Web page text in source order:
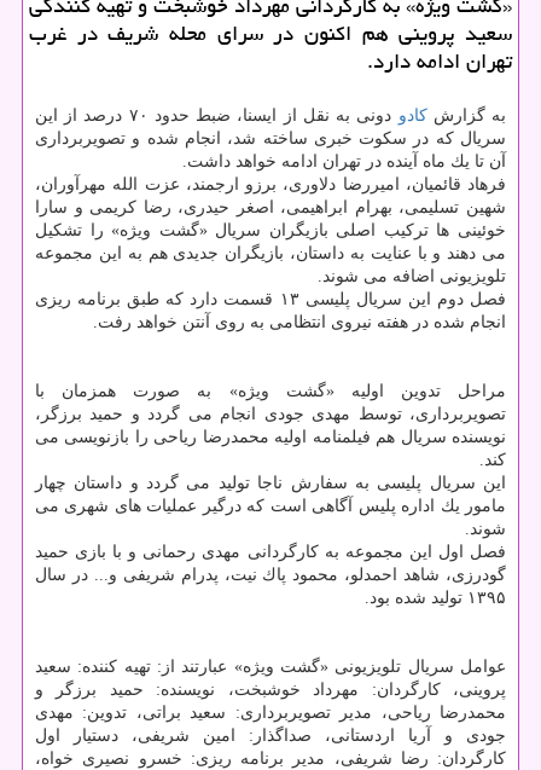
سعید پروینی هم اكنون در سرای محله شریف در غرب
تهران ادامه دارد.
به گزارشكادو
دونی به نقل از ایسنا، ضبط حدود ۷۰ درصد از این
سریال كه در سكوت خبری ساخته شد، انجام شده و تصویربرداری
آن تا یك ماه آینده در تهران ادامه خواهد داشت.
فرهاد قائمیان، امیررضا دلاوری، برزو ارجمند، عزت الله مهرآوران،
شهین تسلیمی، بهرام ابراهیمی، اصغر حیدری، رضا كریمی و سارا
خوئینی ها تركیب اصلی بازیگران سریال «گشت ویژه» را تشكیل
می دهند و با عنایت به داستان، بازیگران جدیدی هم به این مجموعه
تلویزیونی اضافه می شوند.
فصل دوم این سریال پلیسی ۱۳ قسمت دارد كه طبق برنامه ریزی
انجام شده در هفته نیروی انتظامی به روی آنتن خواهد رفت.
مراحل تدوین اولیه «گشت ویژه» به صورت همزمان با
تصویربرداری، توسط مهدی جودی انجام می گردد و حمید برزگر،
نویسنده سریال هم فیلمنامه اولیه محمدرضا ریاحی را بازنویسی می
كند.
این سریال پلیسی به سفارش ناجا تولید می گردد و داستان چهار
مامور یك اداره پلیس آگاهی است كه درگیر عملیات های شهری می
شوند.
فصل اول این مجموعه به كارگردانی مهدی رحمانی و با بازی حمید
گودرزی، شاهد احمدلو، محمود پاك نیت، پدرام شریفی و... در سال
۱۳۹۵ تولید شده بود.
عوامل سریال تلویزیونی «گشت ویژه» عبارتند از: تهیه كننده: سعید
پروینی، كارگردان: مهرداد خوشبخت، نویسنده: حمید برزگر و
محمدرضا ریاحی، مدیر تصویربرداری: سعید براتی، تدوین: مهدی
جودی و آریا اردستانی، صداگذار: امین شریفی، دستیار اول
كارگردان: رضا شریفی، مدیر برنامه ریزی: خسرو نصیری خواه،